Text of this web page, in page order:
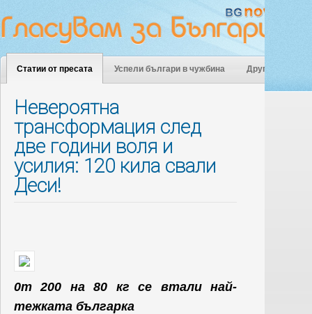
Статии от пресата Успели българи в чужбина Други
Невероятна
трансформация след
две години воля и
усилия: 120 кила свали
Деси!
0т 200 на 80 кг се втали най-
тежката българка